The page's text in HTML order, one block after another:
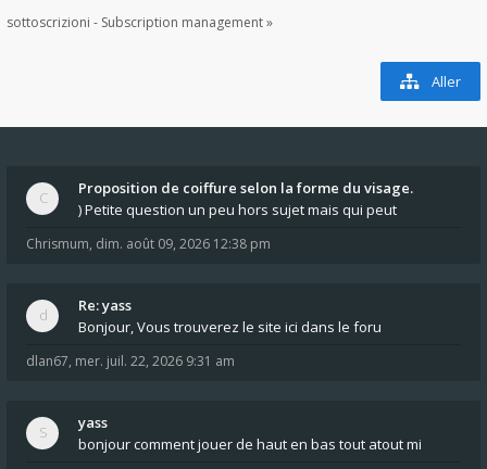
sottoscrizioni - Subscription management »
Aller
Proposition de coiffure selon la forme du visage.
) Petite question un peu hors sujet mais qui peut
Chrismum, dim. août 09, 2026 12:38 pm
Re: yass
Bonjour, Vous trouverez le site ici dans le foru
dlan67, mer. juil. 22, 2026 9:31 am
yass
bonjour comment jouer de haut en bas tout atout mi